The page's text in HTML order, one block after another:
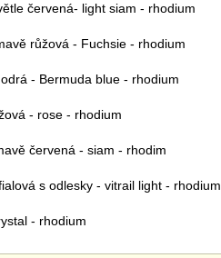
červená- light siam - rhodium
růžová - Fuchsie - rhodium
- Bermuda blue - rhodium
- rose - rhodium
červená - siam - rhodim
s odlesky - vitrail light - rhodium
- rhodium